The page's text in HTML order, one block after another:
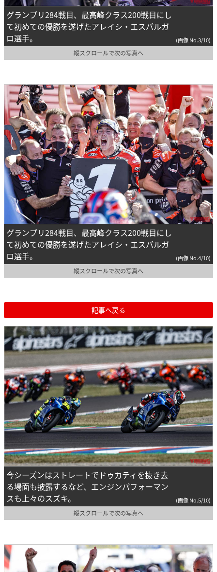
グランプリ284戦目、最高峰クラス200戦目にし
て初めての優勝を遂げたアレイシ・エスパルガ
ロ選手。
(画像 No.3/10)
縦スクロールで次の写真へ
グランプリ284戦目、最高峰クラス200戦目にし
て初めての優勝を遂げたアレイシ・エスパルガ
ロ選手。
(画像 No.4/10)
縦スクロールで次の写真へ
記事へ戻る
今シーズンはストレートでドゥカティを抜き去
る場面も披露するなど、エンジンパフォーマン
スも上々のスズキ。
(画像 No.5/10)
縦スクロールで次の写真へ